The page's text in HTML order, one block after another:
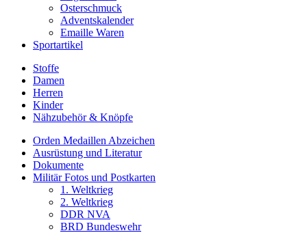
Osterschmuck
Adventskalender
Emaille Waren
Sportartikel
Stoffe
Damen
Herren
Kinder
Nähzubehör & Knöpfe
Orden Medaillen Abzeichen
Ausrüstung und Literatur
Dokumente
Militär Fotos und Postkarten
1. Weltkrieg
2. Weltkrieg
DDR NVA
BRD Bundeswehr